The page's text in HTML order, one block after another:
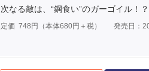
次なる敵は、“鋼食い”のガーゴイル！？
定価 748 円（本体680円＋税） 発売日：